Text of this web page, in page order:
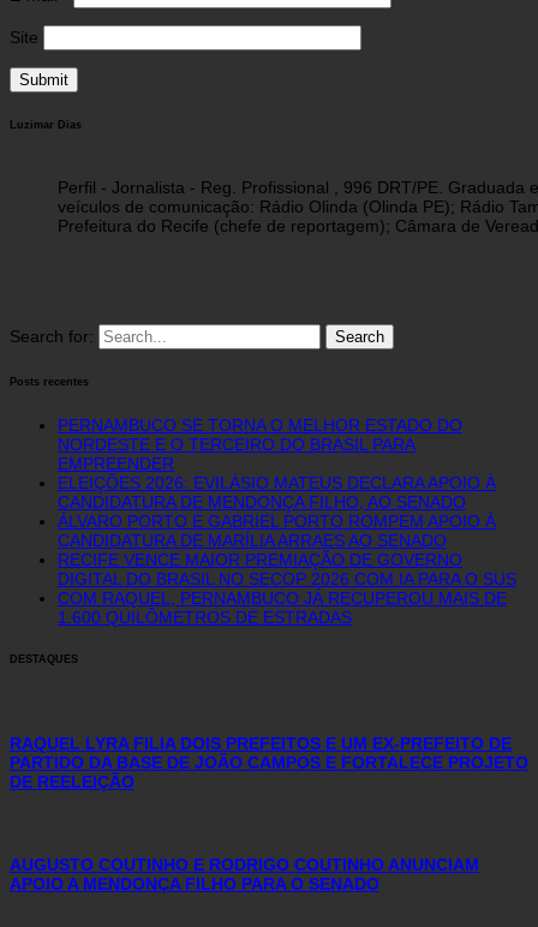
Site
Luzimar Dias
Perfil - Jornalista - Reg. Profissional , 996 DRT/PE.
veículos de comunicação: Rádio Olinda (Olinda PE); Rádio
Prefeitura do Recife (chefe de reportagem); Câmara de
Search for:
Posts recentes
PERNAMBUCO SE TORNA O MELHOR ESTADO DO
NORDESTE E O TERCEIRO DO BRASIL PARA
EMPREENDER
ELEIÇÕES 2026: EVILÁSIO MATEUS DECLARA APOIO À
CANDIDATURA DE MENDONÇA FILHO, AO SENADO
ÁLVARO PORTO E GABRIEL PORTO ROMPEM APOIO À
CANDIDATURA DE MARÍLIA ARRAES AO SENADO
RECIFE VENCE MAIOR PREMIAÇÃO DE GOVERNO
DIGITAL DO BRASIL NO SECOP 2026 COM IA PARA O SUS
COM RAQUEL, PERNAMBUCO JÁ RECUPEROU MAIS DE
1.600 QUILÔMETROS DE ESTRADAS
DESTAQUES
RAQUEL LYRA FILIA DOIS PREFEITOS E UM EX-PREFEITO DE
PARTIDO DA BASE DE JOÃO CAMPOS E FORTALECE PROJETO
DE REELEIÇÃO
AUGUSTO COUTINHO E RODRIGO COUTINHO ANUNCIAM
APOIO A MENDONÇA FILHO PARA O SENADO